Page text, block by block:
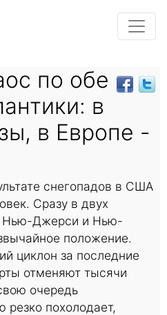
по обе
в
в Европе -
снегопадов в США
Сразу в двух
Нью-Джерси и Нью-
положение.
циклон за последние
отменяют тысячи
очередь
похолодает,